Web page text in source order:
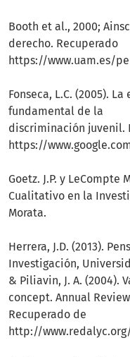
Booth et al., 2000;
derecho. Recuperado
https://www.uam.es/
Fonseca, L.C. (2005).
fundamental de la
discriminación juvenil.
https://
Goetz. J.P. y LeCompte
Cualitativo en la
Morata.
Herrera, J.D. (2013).
Investigación,
& Piliavin, J. A. (2004).
concept. Annual
Recuperado de
http://